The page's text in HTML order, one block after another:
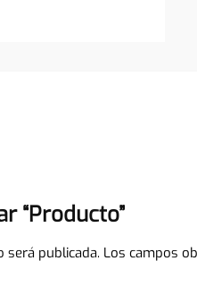
“Producto”
será publicada. Los campos